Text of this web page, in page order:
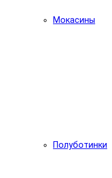
Мокасины
Полуботинки